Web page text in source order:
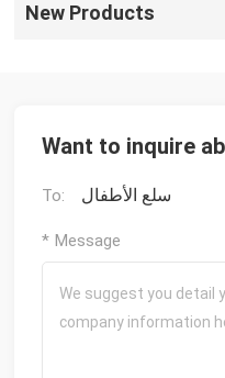
New Products
Want to inquire
To: سلع الأطفال
* Message